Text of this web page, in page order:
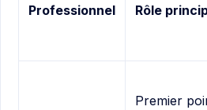
Professionnel Rôle
Premier